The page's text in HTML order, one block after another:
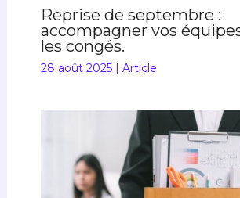
Reprise de septembre :
accompagner vos
les congés.
28 août 2025 | Article